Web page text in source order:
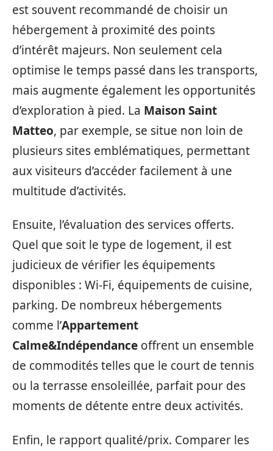
est souvent recommandé de choisir un
hébergement à proximité des points
d’intérêt majeurs. Non seulement cela
optimise le temps passé dans les transports,
mais augmente également les opportunités
d’exploration à pied. La Maison Saint
Matteo, par exemple, se situe non loin de
plusieurs sites emblématiques, permettant
aux visiteurs d’accéder facilement à une
multitude d’activités.
Ensuite, l’évaluation des services offerts.
Quel que soit le type de logement, il est
judicieux de vérifier les équipements
disponibles : Wi-Fi, équipements de cuisine,
parking. De nombreux hébergements
comme l’Appartement
Calme&Indépendance offrent un ensemble
de commodités telles que le court de tennis
ou la terrasse ensoleillée, parfait pour des
moments de détente entre deux activités.
Enfin, le rapport qualité/prix. Comparer les